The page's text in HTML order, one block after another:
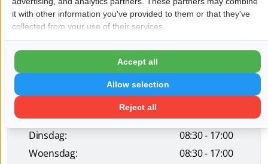
Wil je dat jouw bedrijf hier ook staat?Meld je aan!
Pagina delen op:
Openingstijden
Maandag:
08:30 - 17:00
Dinsdag:
08:30 - 17:00
Woensdag:
08:30 - 17:00
it with other information you've provided to them or that they've
collected from your use of their services.
Reject all
Allow selection
Accept all